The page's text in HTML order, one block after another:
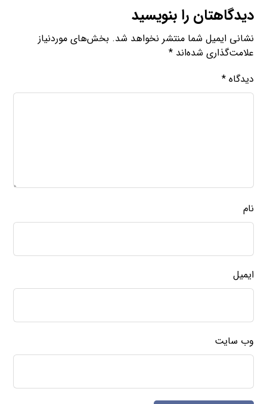
دیدگاهتان را بنویسید
نشانی ایمیل شما منتشر نخواهد شد. بخش‌های موردنیاز
علامت‌گذاری شده‌اند*
دیدگاه*
نام
ایمیل
وب‌ سایت